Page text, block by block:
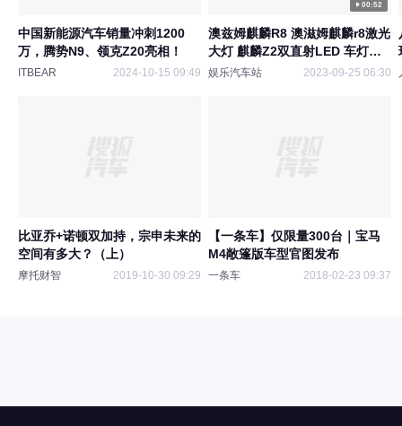
中国新能源汽车销量冲刺1200
万，腾势N9、领克Z20亮相！
ITBEAR 2024-10-15 09:49
00:52
澳兹姆麒麟R8 澳滋姆麒麟r8激光
大灯 麒麟Z2双直射LED 车灯升
级
娱乐汽车站 2023-09-25 06:30
比亚乔+诺顿双加持，宗申未来的
空间有多大？（上）
摩托财智 2019-10-30 09:29
【一条车】仅限量300台｜宝马
M4敞篷版车型官图发布
一条车 2018-02-23 09:37